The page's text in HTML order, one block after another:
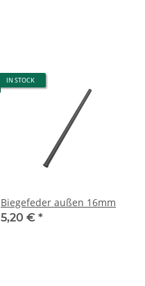
IN STOCK
Biegefeder außen 16mm
5,20 € *